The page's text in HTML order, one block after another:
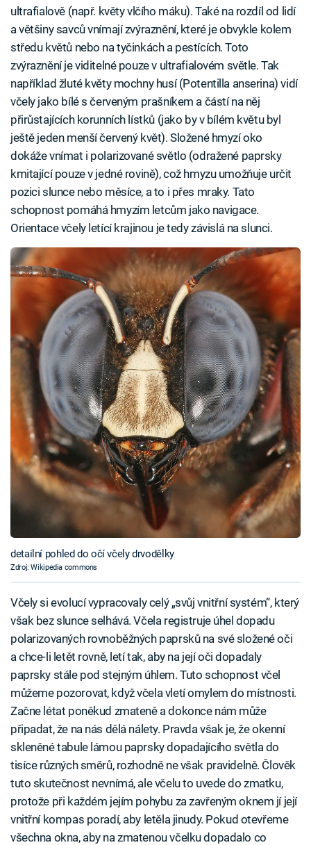
ultrafialově (např. květy vlčího máku). Také na rozdíl od lidí
a většiny savců vnímají zvýraznění, které je obvykle kolem
středu květů nebo na tyčinkách a pestících. Toto
zvýraznění je viditelné pouze v ultrafialovém světle. Tak
například žluté květy mochny husí (Potentilla anserina) vidí
včely jako bílé s červeným prašníkem a částí na něj
přirůstajících korunních lístků (jako by v bílém květu byl
ještě jeden menší červený květ). Složené hmyzí oko
dokáže vnímat i polarizované světlo (odražené paprsky
kmitající pouze v jedné rovině), což hmyzu umožňuje určit
pozici slunce nebo měsíce, a to i přes mraky. Tato
schopnost pomáhá hmyzím letcům jako navigace.
Orientace včely letící krajinou je tedy závislá na slunci.
detailní pohled do očí včely drvodělky
Zdroj: Wikipedia commons
Včely si evolucí vypracovaly celý „svůj vnitřní systém“, který
však bez slunce selhává. Včela registruje úhel dopadu
polarizovaných rovnoběžných paprsků na své složené oči
a chce-li letět rovně, letí tak, aby na její oči dopadaly
paprsky stále pod stejným úhlem. Tuto schopnost včel
můžeme pozorovat, když včela vletí omylem do místnosti.
Začne létat poněkud zmateně a dokonce nám může
připadat, že na nás dělá nálety. Pravda však je, že okenní
skleněné tabule lámou paprsky dopadajícího světla do
tisíce různých směrů, rozhodně ne však pravidelně. Člověk
tuto skutečnost nevnímá, ale včelu to uvede do zmatku,
protože při každém jejím pohybu za zavřeným oknem jí její
vnitřní kompas poradí, aby letěla jinudy. Pokud otevřeme
všechna okna, aby na zmatenou včelku dopadalo co